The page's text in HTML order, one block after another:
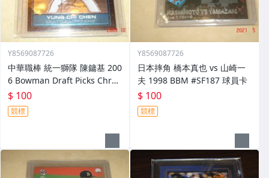
Y8569087726
中華職棒 統一獅隊 陳鏞基 200
6 Bowman Draft Picks Chro
me #FG30 球員卡
$ 100
競標
Y8569087726
日本摔角 橋本真也 vs 山崎一
夫 1998 BBM #SF187 球員卡
$ 100
競標